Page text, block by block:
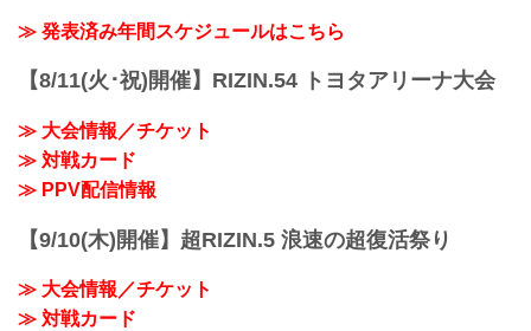
≫ 発表済み年間スケジュールはこちら
【8/11(火･祝)開催】RIZIN.54 トヨタアリーナ大会
≫ 大会情報／チケット
≫ 対戦カード
≫ PPV配信情報
【9/10(木)開催】超RIZIN.5 浪速の超復活祭り
≫ 大会情報／チケット
≫ 対戦カード